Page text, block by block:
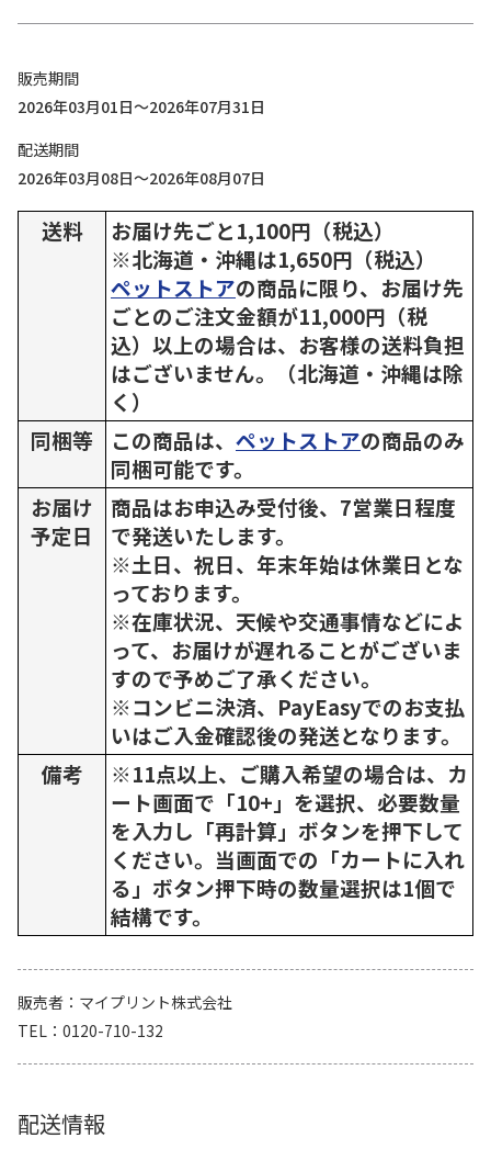
販売期間
2026年03月01日～2026年07月31日
配送期間
2026年03月08日～2026年08月07日
送料
お届け先ごと1,100円（税込）
※北海道・沖縄は1,650円（税込）
ペットストアの商品に限り、お届け先
ごとのご注文金額が11,000円（税
込）以上の場合は、お客様の送料負担
はございません。（北海道・沖縄は除
く）
同梱等
この商品は、 ペットストアの商品のみ
同梱可能です。
お届け
予定日
商品はお申込み受付後、7営業日程度
で発送いたします。
※土日、祝日、年末年始は休業日とな
っております。
※在庫状況、天候や交通事情などによ
って、お届けが遅れることがございま
すので予めご了承ください。
※コンビニ決済、PayEasyでのお支払
いはご入金確認後の発送となります。
備考
※11点以上、ご購入希望の場合は、カ
ート画面で「10+」を選択、必要数量
を入力し「再計算」ボタンを押下して
ください。当画面での「カートに入れ
る」ボタン押下時の数量選択は1個で
結構です。
販売者
マイプリント株式会社
TEL
0120-710-132
配送情報